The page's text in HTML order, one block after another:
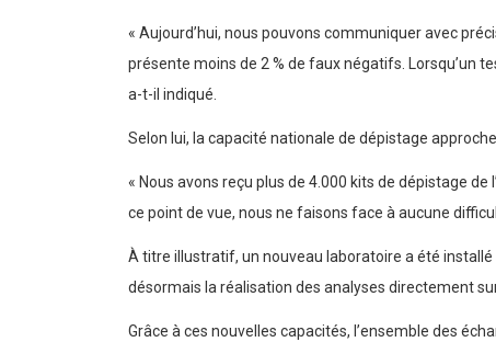
« Aujourd’hui, nous pouvons communiquer avec
présente moins de 2 % de faux négatifs. Lorsqu’un
a-t-il indiqué.
Selon lui, la capacité nationale de dépistage
« Nous avons reçu plus de 4.000 kits de dépistage de
ce point de vue, nous ne faisons face à aucune
À titre illustratif, un nouveau laboratoire a été
désormais la réalisation des analyses directement
Grâce à ces nouvelles capacités, l’ensemble des